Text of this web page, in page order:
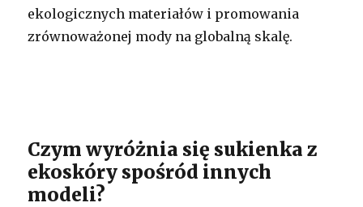
ekologicznych materiałów i promowania
zrównoważonej mody na globalną skalę.
Czym wyróżnia się sukienka z
ekoskóry spośród innych
modeli?